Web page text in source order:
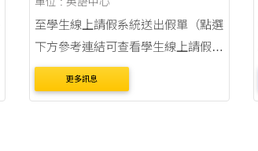
至學生線上請假系統送出假單（點選
下方參考連結可查看學生線上請假操
作流程）。 新增請假單：開始與結
束日期皆為 2026 年 6 月 8 日（一）
更多訊息